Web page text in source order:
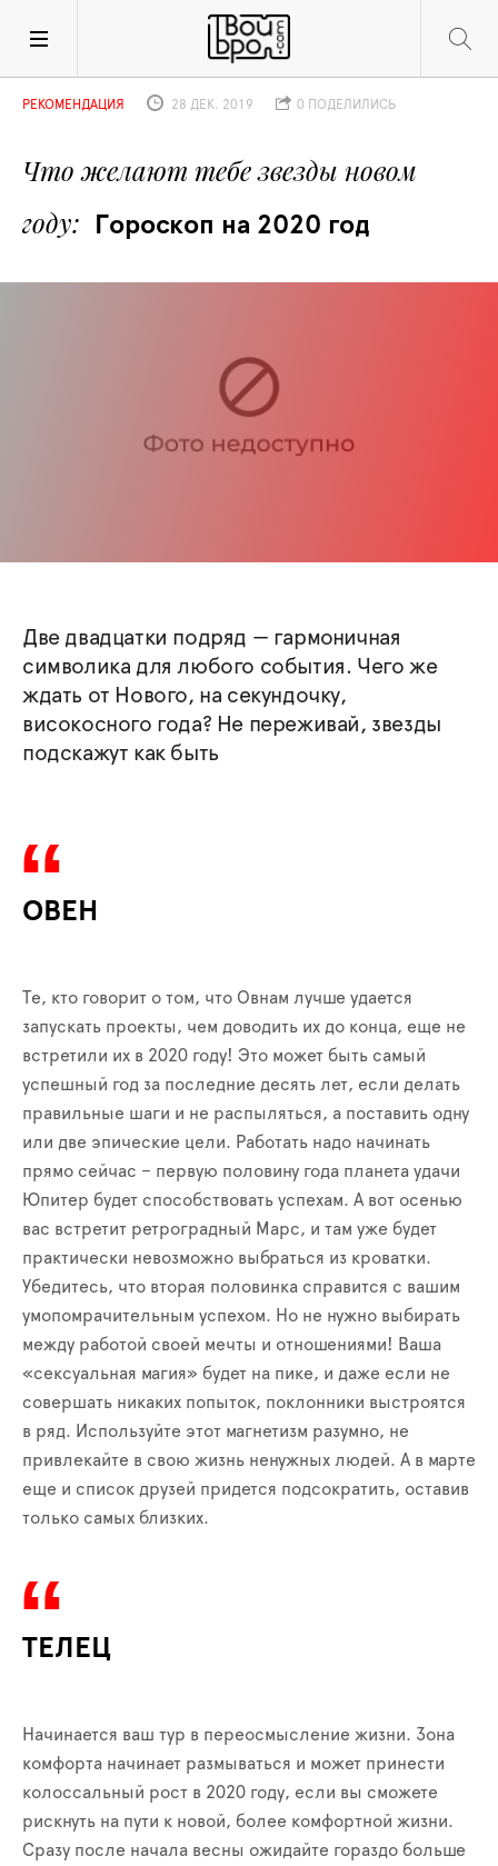
Что желают тебе звезды новом
году
Гороскоп на 2020 год
РЕКОМЕНДАЦИЯ 28 ДЕК. 2019 0 ПОДЕЛИЛИСЬ
Две двадцатки подряд — гармоничная
символика для любого события. Чего же
ждать от Нового, на секундочку,
високосного года? Не переживай, звезды
подскажут как быть
ОВЕН
Те, кто говорит о том, что Овнам лучше удается
запускать проекты, чем доводить их до конца, еще не
встретили их в 2020 году! Это может быть самый
успешный год за последние десять лет, если делать
правильные шаги и не распыляться, а поставить одну
или две эпические цели. Работать надо начинать
прямо сейчас – первую половину года планета удачи
Юпитер будет способствовать успехам. А вот осенью
вас встретит ретроградный Марс, и там уже будет
практически невозможно выбраться из кроватки.
Убедитесь, что вторая половинка справится с вашим
умопомрачительным успехом. Но не нужно выбирать
между работой своей мечты и отношениями! Ваша
«сексуальная магия» будет на пике, и даже если не
совершать никаких попыток, поклонники выстроятся
в ряд. Используйте этот магнетизм разумно, не
привлекайте в свою жизнь ненужных людей. А в марте
еще и список друзей придется подсократить, оставив
только самых близких.
ТЕЛЕЦ
Начинается ваш тур в переосмысление жизни. Зона
комфорта начинает размываться и может принести
колоссальный рост в 2020 году, если вы сможете
рискнуть на пути к новой, более комфортной жизни.
Сразу после начала весны ожидайте гораздо больше